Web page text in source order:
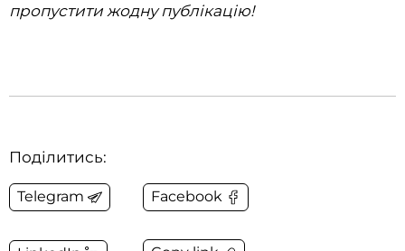
пропустити жодну публікацію!
Поділитись:
Telegram Facebook